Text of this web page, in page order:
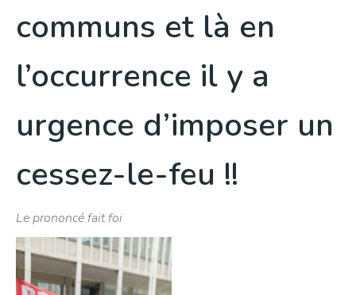
communs et là en
l’occurrence il y a
urgence d’imposer un
cessez-le-feu !!
Le prononcé fait foi